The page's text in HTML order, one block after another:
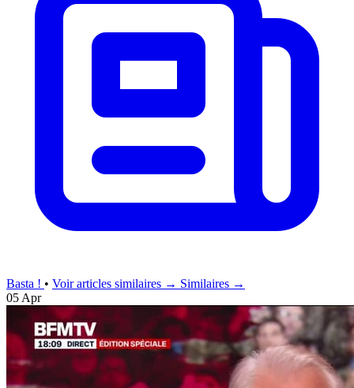
Basta ! • Voir articles similaires → Similaires →
05 Apr